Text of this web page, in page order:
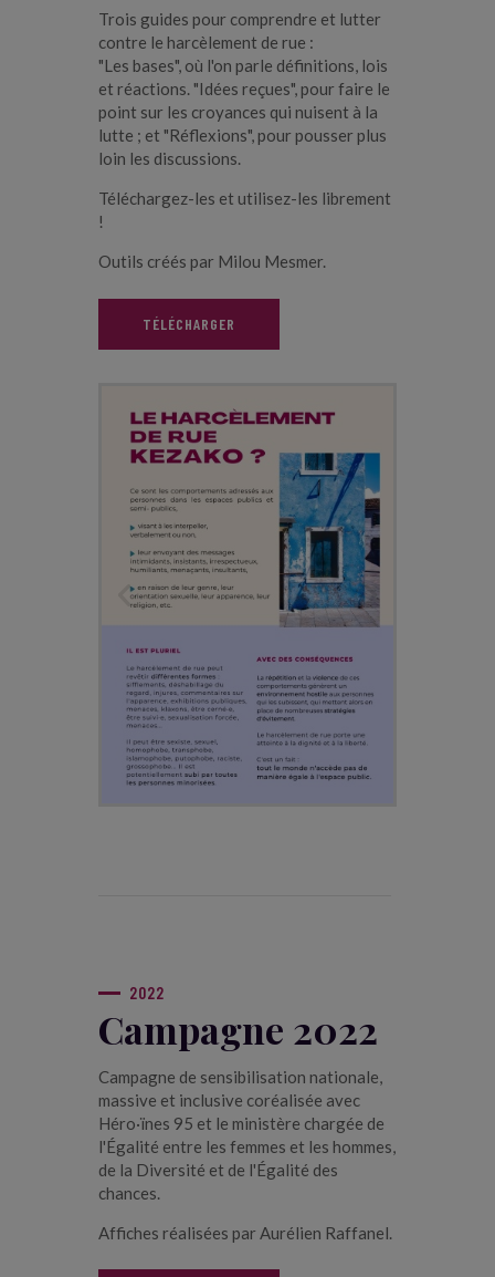
Trois guides pour comprendre et lutter
contre le harcèlement de rue :
"Les bases", où l'on parle définitions, lois
et réactions. "Idées reçues", pour faire le
point sur les croyances qui nuisent à la
lutte ; et "Réflexions", pour pousser plus
loin les discussions.
Téléchargez-les et utilisez-les librement
!
Outils créés par Milou Mesmer.
TÉLÉCHARGER
2022
Campagne 2022
Campagne de sensibilisation nationale,
massive et inclusive coréalisée avec
Héro·ïnes 95 et le ministère chargée de
l'Égalité entre les femmes et les hommes,
de la Diversité et de l'Égalité des
chances.
Affiches réalisées par Aurélien Raffanel.